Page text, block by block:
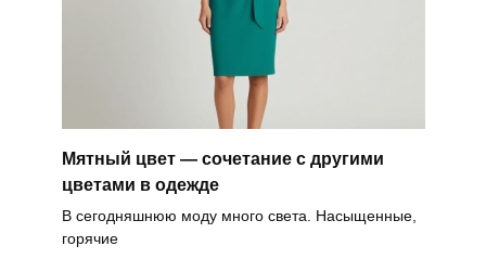
Мятный цвет — сочетание с другими
цветами в одежде
В сегодняшнюю моду много света. Насыщенные,
горячие